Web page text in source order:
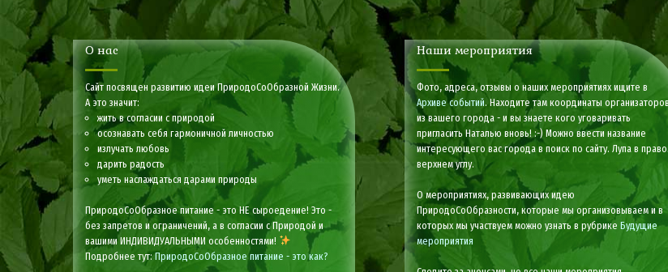
О нас
Сайт посвящен развитию идеи ПриродоСоОбразной Жизни.
А это значит:
жить в согласии с природой
осознавать себя гармоничной личностью
излучать любовь
дарить радость
уметь наслаждаться дарами природы
ПриродоСоОбразное питание - это НЕ сыроедение! Это -
без запретов и ограничений, а в согласии с Природой и
вашими ИНДИВИДУАЛЬНЫМИ особенностями!
Подробнее тут:ПриродоСоОбразное питание - это как?
Наши мероприятия
Фото, адреса, отзывы о наших мероприятиях ищите в
Архиве событий. Находите там координаты организаторов
из вашего города - и вы знаете кого уговаривать
пригласить Наталью вновь! :-) Можно ввести название
интересующего вас города в поиск по сайту. Лупа в
верхнем углу.
О мероприятиях, развивающих идею
ПриродоСоОбразности, которые мы организовываем и в
которых мы участвуем можно узнать в рубрикеБудущие
мероприятия